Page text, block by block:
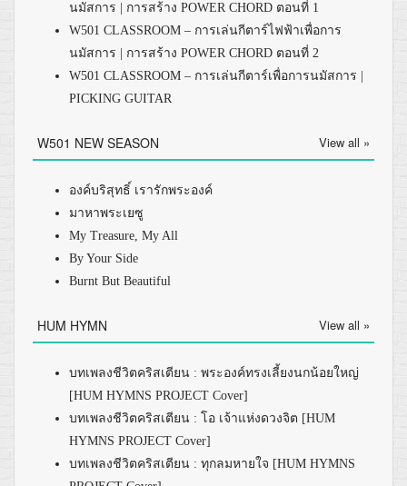
นมัสการ | การสร้าง POWER CHORD ตอนที่ 1
W501 CLASSROOM – การเล่นกีตาร์ไฟฟ้าเพื่อการ
นมัสการ | การสร้าง POWER CHORD ตอนที่ 2
W501 CLASSROOM – การเล่นกีตาร์เพื่อการนมัสการ |
PICKING GUITAR
W501 NEW SEASON View all »
องค์บริสุทธิ์ เรารักพระองค์
มาหาพระเยซู
My Treasure, My All
By Your Side
Burnt But Beautiful
HUM HYMN View all »
บทเพลงชีวิตคริสเตียน : พระองค์ทรงเลี้ยงนกน้อยใหญ่
[HUM HYMNS PROJECT Cover]
บทเพลงชีวิตคริสเตียน : โอ เจ้าแห่งดวงจิต [HUM
HYMNS PROJECT Cover]
บทเพลงชีวิตคริสเตียน : ทุกลมหายใจ [HUM HYMNS